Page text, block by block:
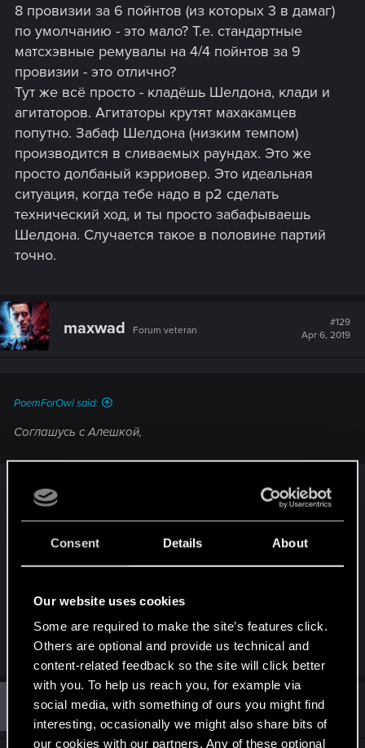
Consent Details About
Our website uses cookies
Some are required to make the site’s features click.
Others are optional and provide us technical and
content-related feedback so the site will click better
with you. To help us reach you, for example via
social media, with something of ours you might find
interesting, occasionally we might also share bits of
our cookies with our partners. Any of these optional
8 провизии за 6 пойнтов (из которых 3 в дамаг)
по умолчанию - это мало? Т.е. стандартные
матсхэвные ремувалы на 4/4 пойнтов за 9
провизии - это отлично?
Тут же всё просто - кладёшь Шелдона, клади и
агитаторов. Агитаторы крутят махакамцев
попутно. Забаф Шелдона (низким темпом)
производится в сливаемых раундах. Это же
просто долбаный кэрриовер. Это идеальная
ситуация, когда тебе надо в р2 сделать
технический ход, и ты просто забафываешь
Шелдона. Случается такое в половине партий
точно.
maxwad Forum veteran
#129
Apr 6, 2019
PoemForOwl said:
Соглашусь с Алешкой,
каждый второй тупо понять не могу. Вот и в
том посте он пишет "что я несу" - и следом
вроде как соглашается со мной, когда пишет,
что Шелдон лежит в колодах, где его могут
без логических связей.
R
a
c
i
o
Heterocera
Guest 4320203 Guest